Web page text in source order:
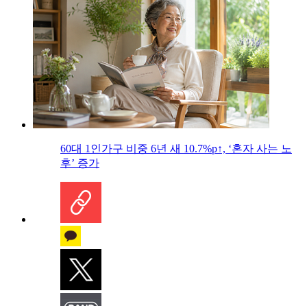
60대 1인가구 비중 6년 새 10.7%p↑, ‘혼자 사는 노
후’ 증가